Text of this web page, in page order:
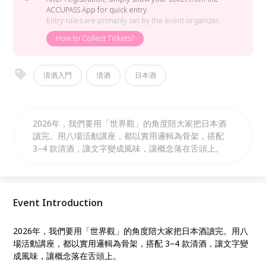
ACCUPASS App for quick entry.
Entry rules are primarily set by the event organizer.
How to Collect Tickets?
清酒入門 清酒 日本酒
2026年，我們要用「世界觀」的角度陪大家把日本酒
讀完。用八場活動講座，都以實用邏輯為骨架，搭配
3–4 款清酒，讓文字變成風味，讓概念落在舌頭上。
Event Introduction
2026年，我們要用「世界觀」的角度陪大家把日本酒讀完。用八
場活動講座，都以實用邏輯為骨架，搭配 3–4 款清酒，讓文字變
成風味，讓概念落在舌頭上。